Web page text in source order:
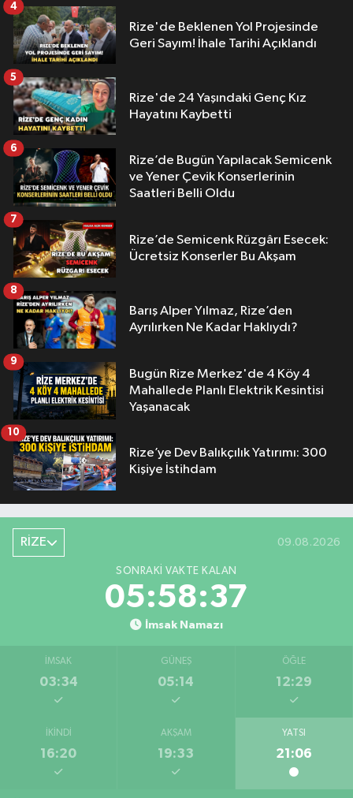
Rize'de Beklenen Yol Projesinde
Geri Sayım! İhale Tarihi Açıklandı
4
Rize'de 24 Yaşındaki Genç Kız
Hayatını Kaybetti
5
Rize’de Bugün Yapılacak Semicenk
ve Yener Çevik Konserlerinin
Saatleri Belli Oldu
6
Rize’de Semicenk Rüzgârı Esecek:
Ücretsiz Konserler Bu Akşam
7
Barış Alper Yılmaz, Rize’den
Ayrılırken Ne Kadar Haklıydı?
8
Bugün Rize Merkez'de 4 Köy 4
Mahallede Planlı Elektrik Kesintisi
Yaşanacak
9
Rize’ye Dev Balıkçılık Yatırımı: 300
Kişiye İstihdam
10
RİZE 09.08.2026
SONRAKI VAKTE KALAN
05:58:36
İmsak Namazı
İMSAK
03:34
GÜNEŞ
05:14
ÖĞLE
12:29
İKINDI
16:20
AKŞAM
19:33
YATSI
21:06